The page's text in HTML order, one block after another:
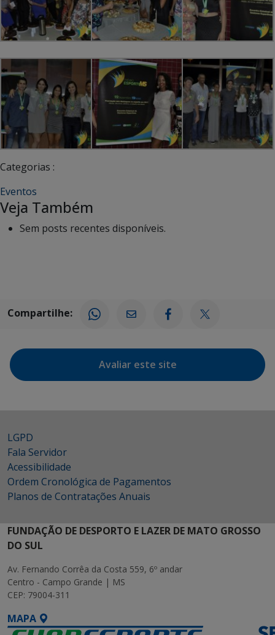
Categorias :
Eventos
Veja Também
Sem posts recentes disponíveis.
Compartilhe:
Avaliar este site
LGPD
Fala Servidor
Acessibilidade
Ordem Cronológica de Pagamentos
Planos de Contratações Anuais
FUNDAÇÃO DE DESPORTO E LAZER DE MATO GROSSO
DO SUL
Av. Fernando Corrêa da Costa 559, 6º andar
Centro - Campo Grande | MS
CEP: 79004-311
MAPA